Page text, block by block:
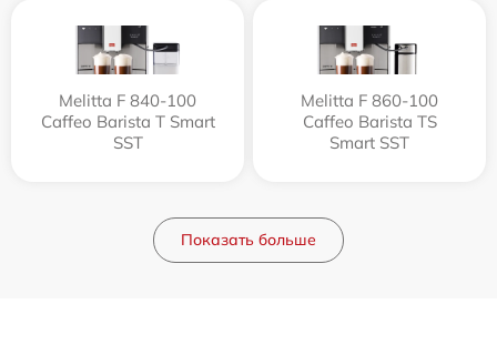
Melitta F 840-100
Caffeo Barista T Smart
SST
Melitta F 860-100
Caffeo Barista TS
Smart SST
Показать больше